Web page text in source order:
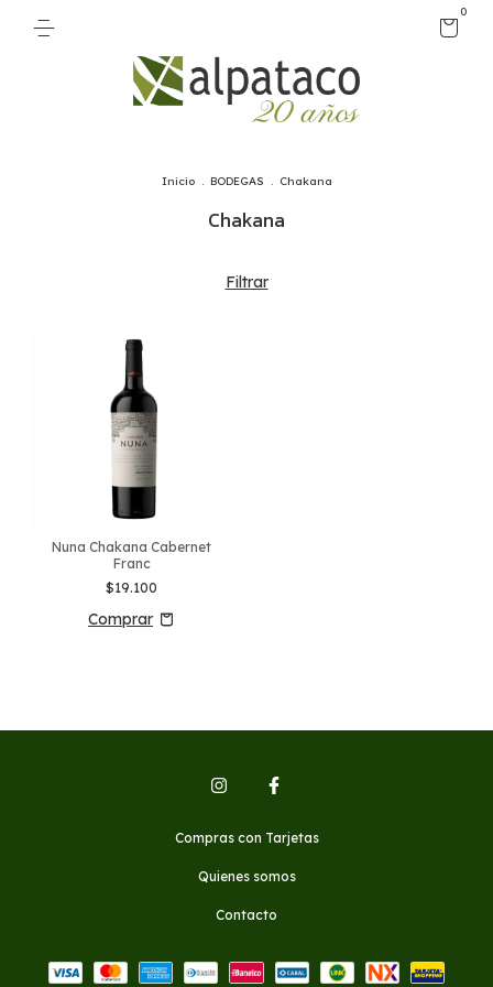
0
Inicio . BODEGAS . Chakana
Chakana
Filtrar
Nuna Chakana Cabernet
Franc
$19.100
Compras con Tarjetas
Quienes somos
Contacto